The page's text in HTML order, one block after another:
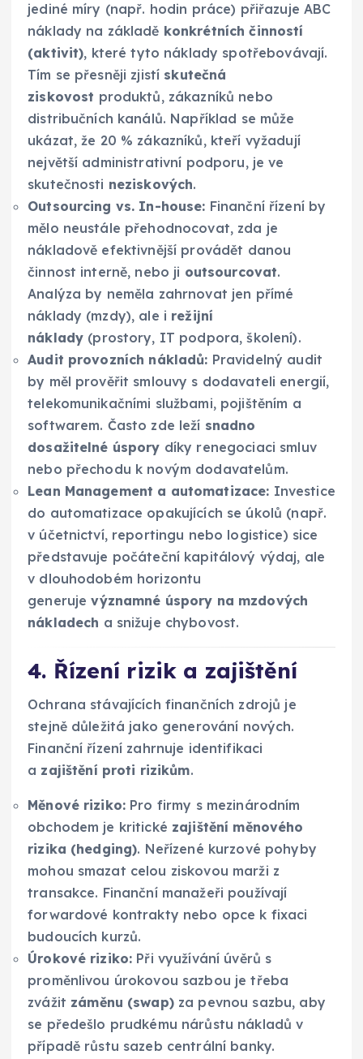
jediné míry (např. hodin práce) přiřazuje ABC
náklady na základě konkrétních činností
(aktivit), které tyto náklady spotřebovávají.
Tím se přesněji zjistí skutečná
ziskovost produktů, zákazníků nebo
distribučních kanálů. Například se může
ukázat, že 20 % zákazníků, kteří vyžadují
největší administrativní podporu, je ve
skutečnosti neziskových.
Outsourcing vs. In-house: Finanční řízení by
mělo neustále přehodnocovat, zda je
nákladově efektivnější provádět danou
činnost interně, nebo ji outsourcovat.
Analýza by neměla zahrnovat jen přímé
náklady (mzdy), ale i režijní
náklady (prostory, IT podpora, školení).
Audit provozních nákladů: Pravidelný audit
by měl prověřit smlouvy s dodavateli energií,
telekomunikačními službami, pojištěním a
softwarem. Často zde leží snadno
dosažitelné úspory díky renegociaci smluv
nebo přechodu k novým dodavatelům.
Lean Management a automatizace: Investice
do automatizace opakujících se úkolů (např.
v účetnictví, reportingu nebo logistice) sice
představuje počáteční kapitálový výdaj, ale
v dlouhodobém horizontu
generujevýznamné úspory na mzdových
nákladech a snižuje chybovost.
4. Řízení rizik a zajištění
Ochrana stávajících finančních zdrojů je
stejně důležitá jako generování nových.
Finanční řízení zahrnuje identifikaci
a zajištění proti rizikům.
Měnové riziko: Pro firmy s mezinárodním
obchodem je kritické zajištění měnového
rizika (hedging). Neřízené kurzové pohyby
mohou smazat celou ziskovou marži z
transakce. Finanční manažeři používají
forwardové kontrakty nebo opce k fixaci
budoucích kurzů.
Úrokové riziko: Při využívání úvěrů s
proměnlivou úrokovou sazbou je třeba
zvážit záměnu (swap)za pevnou sazbu, aby
se předešlo prudkému nárůstu nákladů v
případě růstu sazeb centrální banky.